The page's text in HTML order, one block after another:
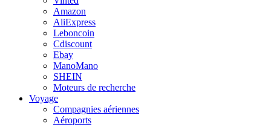
Amazon
AliExpress
Leboncoin
Cdiscount
Ebay
ManoMano
SHEIN
Moteurs de recherche
Voyage
Compagnies aériennes
Aéroports